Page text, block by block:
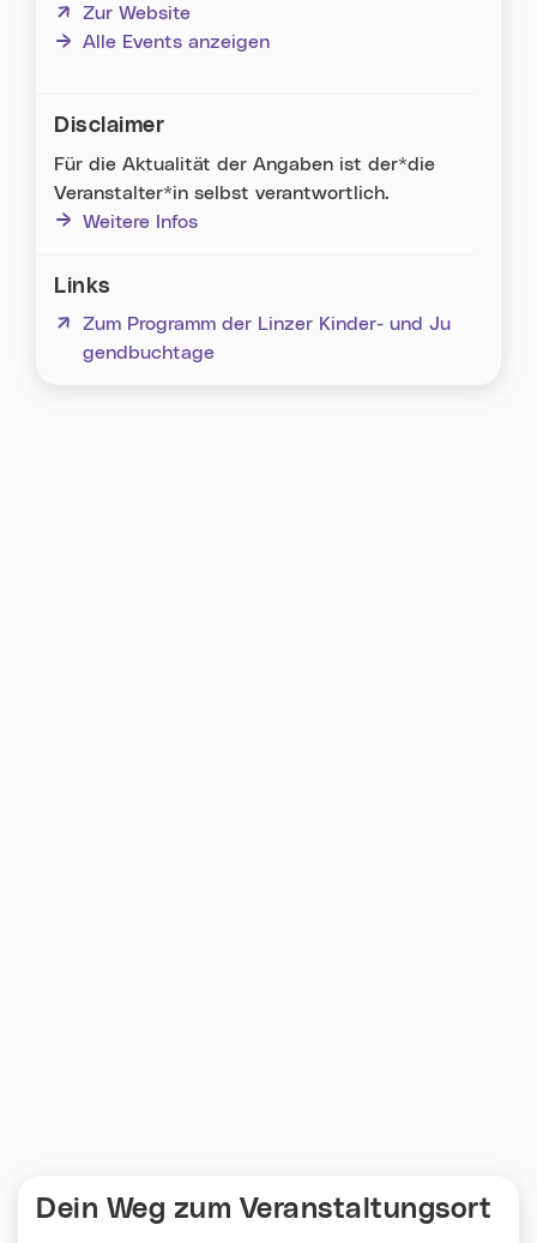
Zur Website
(neues Fenster)
Alle Events anzeigen
Disclaimer
Für die Aktualität der Angaben ist der*die
Veranstalter*in selbst verantwortlich.
Weitere Infos
Links
Zum Programm der Linzer Kinder- und Ju
gendbuchtage
(neues Fenster)
Dein Weg zum Veranstaltungsort